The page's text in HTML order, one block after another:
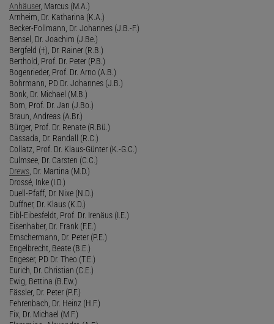
Anhäuser, Marcus (M.A.)
Arnheim, Dr. Katharina (K.A.)
Becker-Follmann, Dr. Johannes (J.B.-F.)
Bensel, Dr. Joachim (J.Be.)
Bergfeld (†), Dr. Rainer (R.B.)
Berthold, Prof. Dr. Peter (P.B.)
Bogenrieder, Prof. Dr. Arno (A.B.)
Bohrmann, PD Dr. Johannes (J.B.)
Bonk, Dr. Michael (M.B.)
Born, Prof. Dr. Jan (J.Bo.)
Braun, Andreas (A.Br.)
Bürger, Prof. Dr. Renate (R.Bü.)
Cassada, Dr. Randall (R.C.)
Collatz, Prof. Dr. Klaus-Günter (K.-G.C.)
Culmsee, Dr. Carsten (C.C.)
Drews , Dr. Martina (M.D.)
Drossé, Inke (I.D.)
Duell-Pfaff, Dr. Nixe (N.D.)
Duffner, Dr. Klaus (K.D.)
Eibl-Eibesfeldt, Prof. Dr. Irenäus (I.E.)
Eisenhaber, Dr. Frank (F.E.)
Emschermann, Dr. Peter (P.E.)
Engelbrecht, Beate (B.E.)
Engeser, PD Dr. Theo (T.E.)
Eurich, Dr. Christian (C.E.)
Ewig, Bettina (B.Ew.)
Fässler, Dr. Peter (P.F.)
Fehrenbach, Dr. Heinz (H.F.)
Fix, Dr. Michael (M.F.)